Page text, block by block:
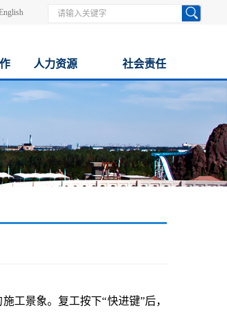
人力资源 社会责任
工景象。复工按下“快进键”后，